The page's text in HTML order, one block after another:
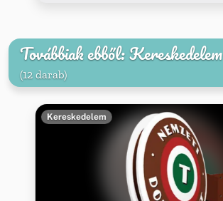
Továbbiak ebből: Kereskedelem
(12 darab)
Kereskedelem